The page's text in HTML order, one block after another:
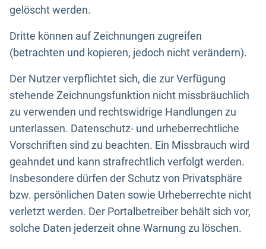
gelöscht werden.
Dritte können auf Zeichnungen zugreifen
(betrachten und kopieren, jedoch nicht verändern).
Der Nutzer verpflichtet sich, die zur Verfügung
stehende Zeichnungsfunktion nicht missbräuchlich
zu verwenden und rechtswidrige Handlungen zu
unterlassen. Datenschutz- und urheberrechtliche
Vorschriften sind zu beachten. Ein Missbrauch wird
geahndet und kann strafrechtlich verfolgt werden.
Insbesondere dürfen der Schutz von Privatsphäre
bzw. persönlichen Daten sowie Urheberrechte nicht
verletzt werden. Der Portalbetreiber behält sich vor,
solche Daten jederzeit ohne Warnung zu löschen.